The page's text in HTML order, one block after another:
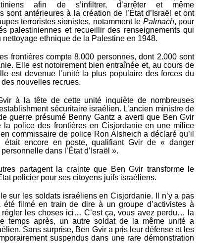
afin de s’infiltrer, d’arrêter et même
sont antérieures à la création de l’État d’Israël et ont
terroristes sionistes, notamment le Palmach, pour
palestiniennes et recueillir des renseignements qui
ethnique de la Palestine en 1948.
frontières compte 8.000 personnes, dont 2.000 sont
Elle est notoirement bien entraînée et, au cours de
est devenue l’unité la plus populaire des forces du
nouvelles recrues.
à la tête de cette unité inquiète de nombreuses
sécuritaire israélien. L’ancien ministre de
guerre présumé Benny Gantz a averti que Ben Gvir
la police des frontières en Cisjordanie en une milice
commissaire de police Ron Alsheich a déclaré qu’il
était encore en poste, qualifiant Gvir de « danger
dans l’État d’Israël ».
partagent la crainte que Ben Gvir transforme le
policier pour ses citoyens juifs israéliens.
sur les soldats israéliens en Cisjordanie. Il n’y a pas
été filmé en train de dire à un groupe d’activistes à
régler les choses ici… C’est ça, vous avez perdu… la
temps après, un autre soldat de la même unité a
Sans surprise, Ben Gvir a pris leur défense et les
suspendus dans une rare démonstration